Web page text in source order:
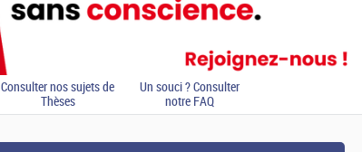
Consulter nos sujets de
Thèses
Un souci ? Consulter
notre FAQ